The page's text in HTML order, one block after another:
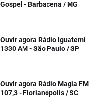
Gospel - Barbacena / MG
Ouvir agora Rádio Iguatemi
1330 AM - São Paulo / SP
Ouvir agora Rádio Magia FM
107,3 - Florianópolis / SC